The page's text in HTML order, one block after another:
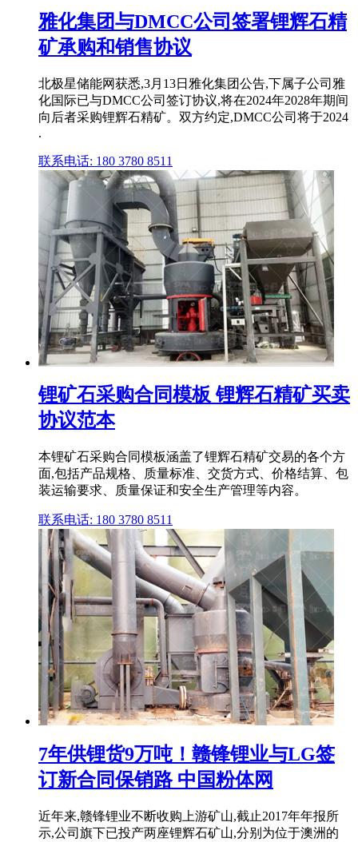
雅化集团与DMCC公司签署锂辉石精
矿承购和销售协议
北极星储能网获悉,3月13日雅化集团公告,下属子公司雅
化国际已与DMCC公司签订协议,将在2024年2028年期间
向后者采购锂辉石精矿。双方约定,DMCC公司将于2024
.
联系电话: 180 3780 8511
锂矿石采购合同模板 锂辉石精矿买卖
协议范本
本锂矿石采购合同模板涵盖了锂辉石精矿交易的各个方
面,包括产品规格、质量标准、交货方式、价格结算、包
装运输要求、质量保证和安全生产管理等内容。
联系电话: 180 3780 8511
7年供锂货9万吨！赣锋锂业与LG签
订新合同保销路 中国粉体网
近年来,赣锋锂业不断收购上游矿山,截止2017年年报所
示,公司旗下已投产两座锂辉石矿山,分别为位于澳洲的